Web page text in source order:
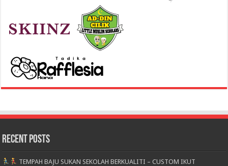
Recent Posts
TEMPAH BAJU SUKAN SEKOLAH BERKUALITI – CUSTOM IKUT